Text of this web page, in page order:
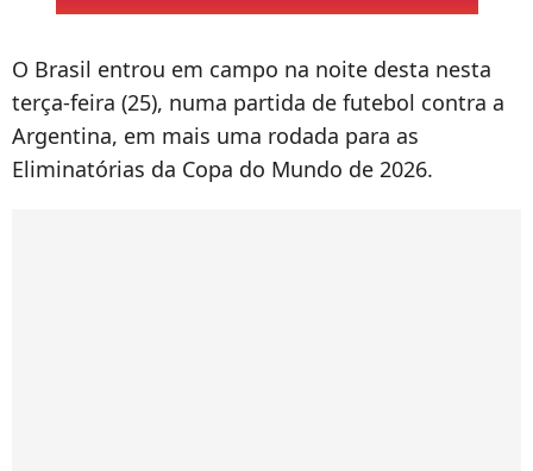
O Brasil entrou em campo na noite desta nesta
terça-feira (25), numa partida de futebol contra a
Argentina, em mais uma rodada para as
Eliminatórias da Copa do Mundo de 2026.